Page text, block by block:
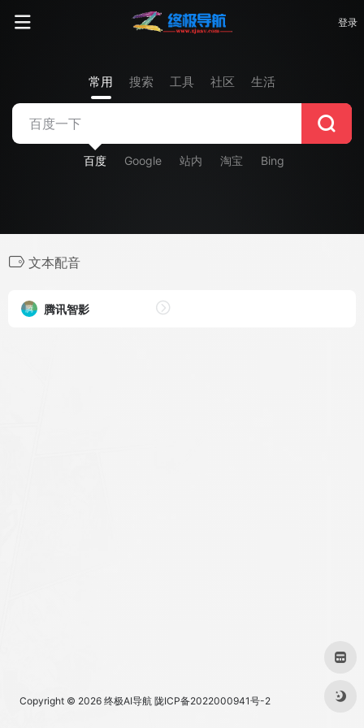
登录
常用 搜索 工具 社区 生活
百度 Google 站内 淘宝 Bing
文本配音
腾讯智影
Copyright © 2026 终极AI导航 陇ICP备2022000941号-2